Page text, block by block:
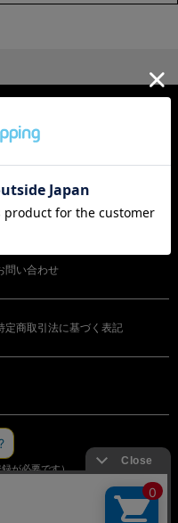
くある質問
問い合わせ
定商取引法に基づく表記
が必要です）